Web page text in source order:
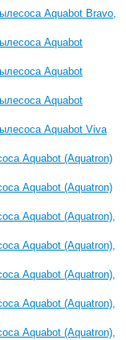
Aquabot Bravo,
Aquabot
Aquabot
Aquabot
Aquabot Viva
Aquabot (Aquatron)
Aquabot (Aquatron)
Aquabot (Aquatron),
Aquabot (Aquatron),
Aquabot (Aquatron),
Aquabot (Aquatron),
Aquabot (Aquatron),